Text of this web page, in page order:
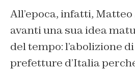
All’epoca, infatti,
avanti una sua idea
del tempo: l’abolizione
prefetture d’Italia